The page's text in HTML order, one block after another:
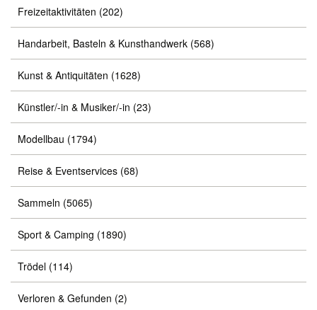
Freizeitaktivitäten (202)
Handarbeit, Basteln & Kunsthandwerk (568)
Kunst & Antiquitäten (1628)
Künstler/-in & Musiker/-in (23)
Modellbau (1794)
Reise & Eventservices (68)
Sammeln (5065)
Sport & Camping (1890)
Trödel (114)
Verloren & Gefunden (2)